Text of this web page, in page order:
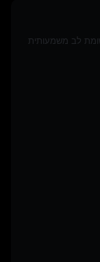
לב משמעותית